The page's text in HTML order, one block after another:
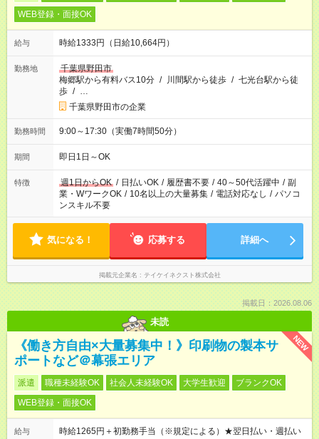
WEB登録・面接OK
給与 時給1333円（日給10,664円）
勤務地
千葉県野田市
梅郷駅から有料バス10分 / 川間駅から徒歩 / 七光台駅から徒
歩 / …
千葉県野田市の企業
勤務時間 9:00～17:30（実働7時間50分）
期間 即日1日～OK
特徴 週1日からOK / 日払いOK / 履歴書不要 / 40～50代活躍中 / 副
業・WワークOK / 10名以上の大量募集 / 電話対応なし / パソコ
ンスキル不要
気になる！ 応募する 詳細へ
掲載元企業名 テイケイネクスト株式会社
掲載日：2026.08.06
未読
NEW
《働き方自由×大量募集中！》印刷物の製本サ
ポートなど＠幕張エリア
派遣 職種未経験OK 社会人未経験OK 大学生歓迎
ブランクOK
WEB登録・面接OK
給与
時給1265円＋初勤務手当（※規定による）★翌日払い・週払い